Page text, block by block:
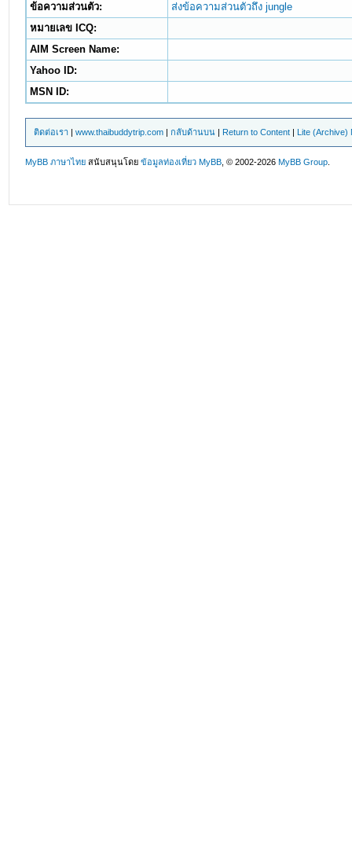
ข้อความส่วนตัว:
ส่งข้อความส่วนตัวถึง jungle
หมายเลข ICQ:
AIM Screen Name:
Yahoo ID:
MSN ID:
ติดต่อเรา |www.thaibuddytrip.com |กลับด้านบน | Return to Content | Lite (Archive)
MyBB ภาษาไทย สนับสนุนโดยข้อมูลท่องเที่ยว MyBB , © 2002-2026MyBB Group